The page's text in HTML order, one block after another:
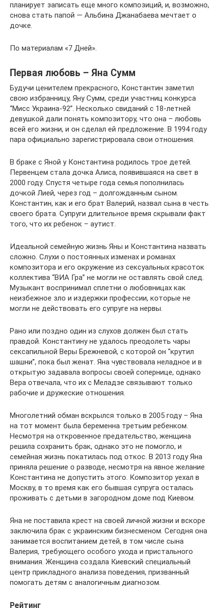
планирует записать еще много композиций, и, возможно,
снова стать папой — Альбина Джанабаева мечтает о
дочке.
По материалам «7 Дней».
Первая любовь – Яна Сумм
Будучи ценителем прекрасного, Константин заметил
свою избранницу, Яну Сумм, среди участниц конкурса
“Мисс Украина-92”. Несколько свиданий с 18-летней
девушкой дали понять композитору, что она – любовь
всей его жизни, и он сделал ей предложение. В 1994 году
пара официально зарегистрировала свои отношения.
В браке с Яной у Константина родилось трое детей.
Первенцем стала дочка Алиса, появившаяся на свет в
2000 году. Спустя четыре года семья пополнилась
дочкой Лией, через год – долгожданным сыном.
Константин, как и его брат Валерий, назвал сына в честь
своего брата. Супруги длительное время скрывали факт
того, что их ребенок – аутист.
Идеальной семейную жизнь Яны и Константина назвать
сложно. Слухи о постоянных изменах и романах
композитора и его окружение из сексуальных красоток
коллектива “ВИА Гра” не могли не оставлять свой след.
Музыкант воспринимал сплетни о любовницах как
неизбежное зло и издержки профессии, которые не
могли не действовать его супруге на нервы.
Рано или поздно один из слухов должен был стать
правдой. Константину не удалось преодолеть чары
сексапильной Веры Брежневой, с которой он “крутил
шашни”, пока был женат. Яна чувствовала неладное и в
открытую задавала вопросы своей сопернице, однако
Вера отвечала, что их с Меладзе связывают только
рабочие и дружеские отношения.
Многолетний обман вскрылся только в 2005 году – Яна
на тот момент была беременна третьим ребенком.
Несмотря на откровенное предательство, женщина
решила сохранить брак, однако это не помогло, и
семейная жизнь покатилась под откос. В 2013 году Яна
приняла решение о разводе, несмотря на явное желание
Константина не допустить этого. Композитор уехал в
Москву, в то время как его бывшая супруга осталась
проживать с детьми в загородном доме под Киевом.
Яна не поставила крест на своей личной жизни и вскоре
заключила брак с украинским бизнесменом. Сегодня она
занимается воспитанием детей, в том числе сына
Валерия, требующего особого ухода и пристального
внимания. Женщина создала Киевский специальный
центр прикладного анализа поведения, призванный
помогать детям с аналогичным диагнозом.
Рейтинг